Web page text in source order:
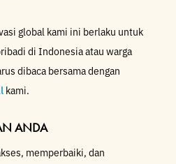
global kami ini berlaku untuk
di Indonesia atau warga
dibaca bersama dengan
kami.
ANDA
memperbaiki, dan